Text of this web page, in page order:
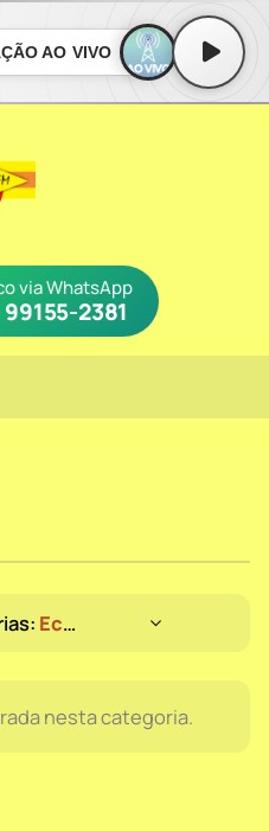
AO VIVO
via WhatsApp
2381
Economia
nesta categoria.